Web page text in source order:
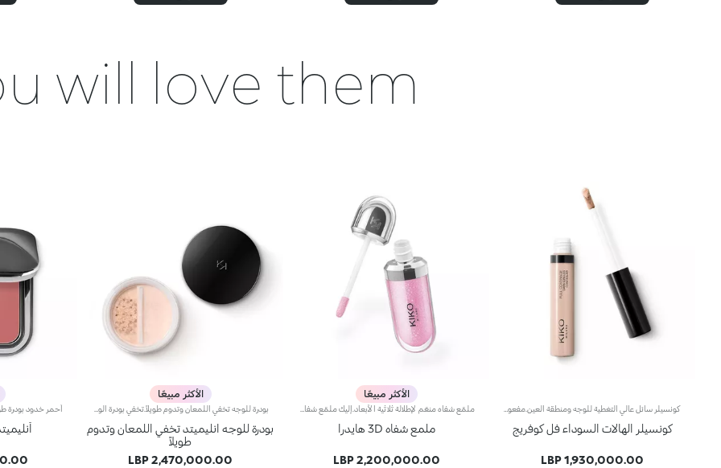
will love them
كونسيلر الهالات السوداء فل كوفريج
1,930,000.00 LBP
الأكثر مبيعًا
ملمع شفاه 3D هايدرا
2,200,000.00 LBP
الأكثر مبيعًا
بودرة للوجه انليميتد تخفي اللمعان وتدوم
طويلاً
2,470,000.00 LBP
LBP